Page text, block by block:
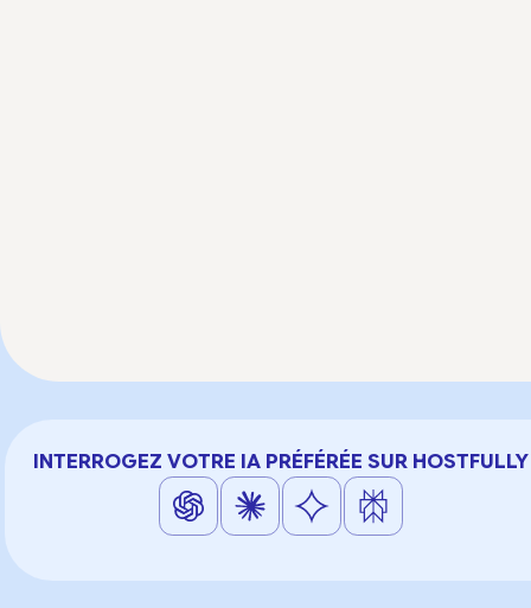
INTERROGEZ VOTRE IA PRÉFÉRÉE SUR HOSTFULLY